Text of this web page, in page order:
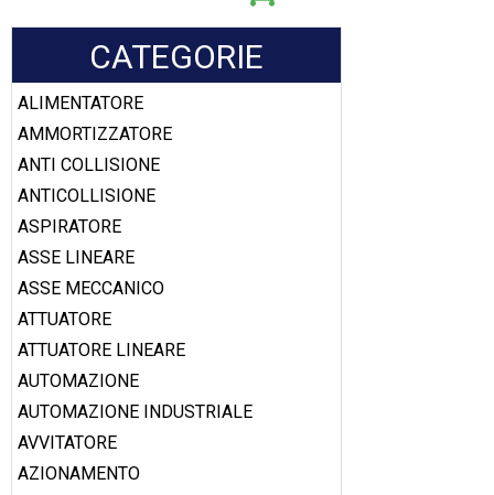
CATEGORIE
ALIMENTATORE
AMMORTIZZATORE
ANTI COLLISIONE
ANTICOLLISIONE
ASPIRATORE
ASSE LINEARE
ASSE MECCANICO
ATTUATORE
ATTUATORE LINEARE
AUTOMAZIONE
AUTOMAZIONE INDUSTRIALE
AVVITATORE
AZIONAMENTO